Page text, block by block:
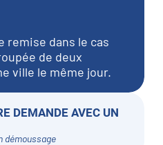
remise dans le cas
de deux
ville le même jour.
DEMANDE AVEC UN
démoussage